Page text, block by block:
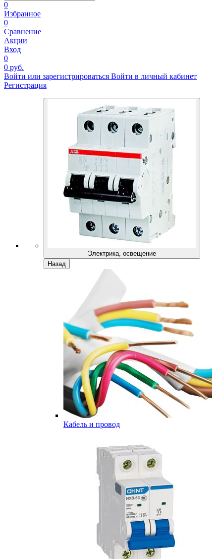
0
Избранное
0
Сравнение
Акции
Вход
0
0 руб.
Войти или зарегистрироваться Войти в личный кабинет
Регистрация
Электрика, освещение
Назад
Кабель и провод